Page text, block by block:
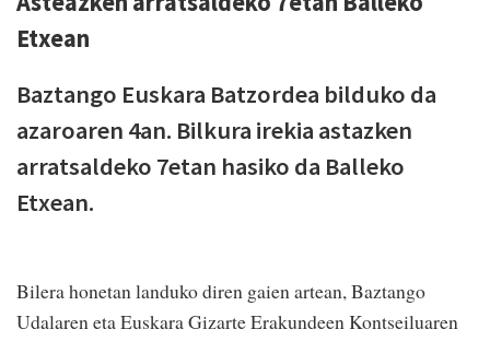
Etxean
Baztango Euskara Batzordea bilduko da
azaroaren 4an. Bilkura irekia astazken
arratsaldeko 7etan hasiko da Balleko
Etxean.
Bilera honetan landuko diren gaien artean, Baztango
Udalaren eta Euskara Gizarte Erakundeen Kontseiluaren